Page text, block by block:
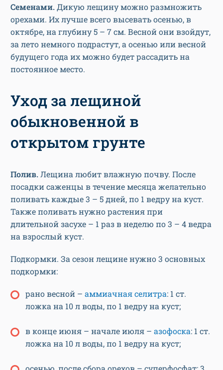
Семенами.Дикую лещину можно размножить
орехами. Их лучше всего высевать осенью, в
октябре, на глубину 5 – 7 см. Весной они взойдут,
за лето немного подрастут, а осенью или весной
будущего года их можно будет рассадить на
постоянное место.
Уход за лещиной
обыкновенной в
открытом грунте
Полив.Лещина любит влажную почву. После
посадки саженцы в течение месяца желательно
поливать каждые 3 – 5 дней, по 1 ведру на куст.
Также поливать нужно растения при
длительной засухе – 1 раз в неделю по 3 – 4 ведра
на взрослый куст.
Подкормки. За сезон лещине нужно 3 основных
подкормки:
рано весной – аммиачная селитра: 1 ст.
ложка на 10 л воды, по 1 ведру на куст;
в конце июня – начале июля – азофоска: 1 ст.
ложка на 10 л воды, по 1 ведру на куст;